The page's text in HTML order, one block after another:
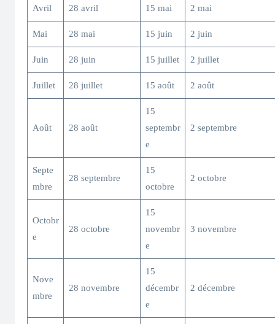
Avril 28 avril 15 mai 2 mai
Mai 28 mai 15 juin 2 juin
Juin 28 juin 15 juillet 2 juillet
Juillet 28 juillet 15 août 2 août
Août 28 août
15
septembr
e
2 septembre
Septe
mbre
28 septembre
15
octobre
2 octobre
Octobr
e
28 octobre
15
novembr
e
3 novembre
Nove
mbre
28 novembre
15
décembr
e
2 décembre